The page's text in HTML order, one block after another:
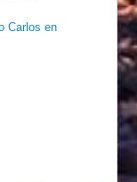
Carlos en